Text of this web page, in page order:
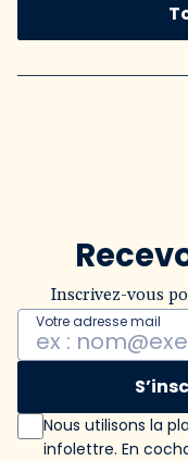
Inscrivez-vous
Votre adresse mail
Nous utilisons la
infolettre. En